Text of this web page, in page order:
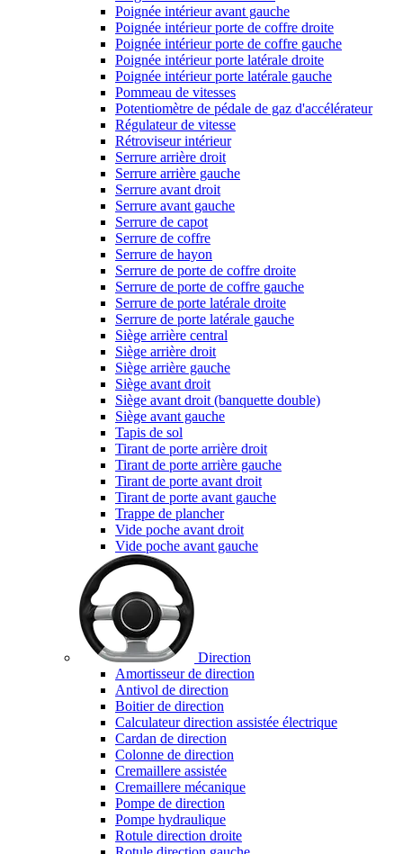
Poignée intérieur avant gauche
Poignée intérieur porte de coffre droite
Poignée intérieur porte de coffre gauche
Poignée intérieur porte latérale droite
Poignée intérieur porte latérale gauche
Pommeau de vitesses
Potentiomètre de pédale de gaz d'accélérateur
Régulateur de vitesse
Rétroviseur intérieur
Serrure arrière droit
Serrure arrière gauche
Serrure avant droit
Serrure avant gauche
Serrure de capot
Serrure de coffre
Serrure de hayon
Serrure de porte de coffre droite
Serrure de porte de coffre gauche
Serrure de porte latérale droite
Serrure de porte latérale gauche
Siège arrière central
Siège arrière droit
Siège arrière gauche
Siège avant droit
Siège avant droit (banquette double)
Siège avant gauche
Tapis de sol
Tirant de porte arrière droit
Tirant de porte arrière gauche
Tirant de porte avant droit
Tirant de porte avant gauche
Trappe de plancher
Vide poche avant droit
Vide poche avant gauche
Direction
Amortisseur de direction
Antivol de direction
Boitier de direction
Calculateur direction assistée électrique
Cardan de direction
Colonne de direction
Cremaillere assistée
Cremaillere mécanique
Pompe de direction
Pompe hydraulique
Rotule direction droite